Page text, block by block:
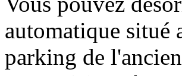
automatique situé
parking de